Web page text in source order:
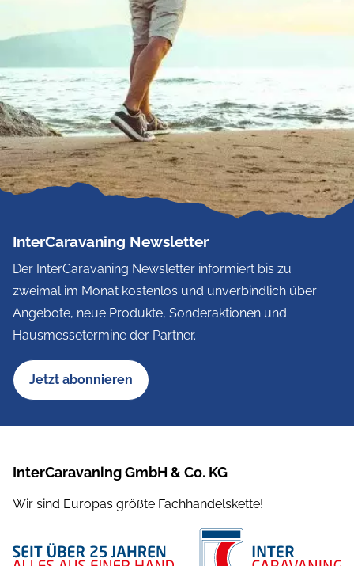
InterCaravaning Newsletter
Der InterCaravaning Newsletter informiert bis zu
zweimal im Monat kostenlos und unverbindlich über
Angebote, neue Produkte, Sonderaktionen und
Hausmessetermine der Partner.
Jetzt abonnieren
InterCaravaning GmbH & Co. KG
Wir sind Europas größte Fachhandelskette!